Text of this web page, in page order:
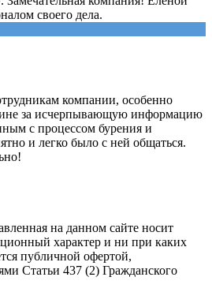
своего дела.
компании, особенно
за исчерпывающую информацию
с процессом бурения и
и легко было с ней общаться.
на данном сайте носит
характер и ни при каких
публичной офертой,
Статьи 437 (2) Гражданского